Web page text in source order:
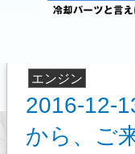
エンジン
2016-
から、ご